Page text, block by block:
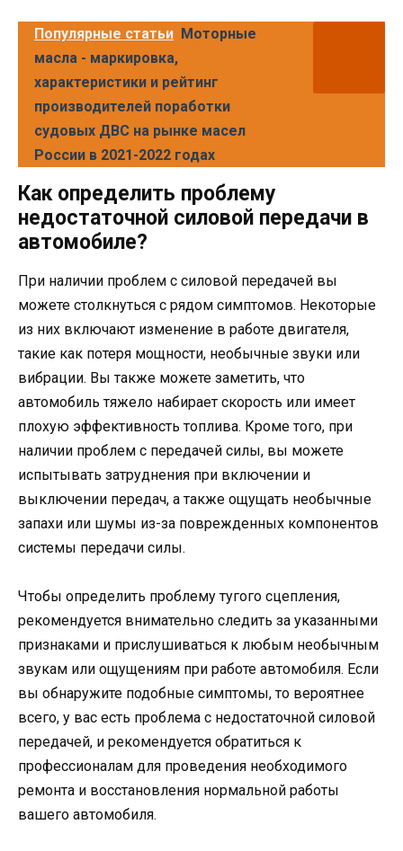
Популярные статьи Моторные
масла - маркировка,
характеристики и рейтинг
производителей поработки
судовых ДВС на рынке масел
России в 2021-2022 годах
Как определить проблему
недостаточной силовой передачи в
автомобиле?
При наличии проблем с силовой передачей вы
можете столкнуться с рядом симптомов. Некоторые
из них включают изменение в работе двигателя,
такие как потеря мощности, необычные звуки или
вибрации. Вы также можете заметить, что
автомобиль тяжело набирает скорость или имеет
плохую эффективность топлива. Кроме того, при
наличии проблем с передачей силы, вы можете
испытывать затруднения при включении и
выключении передач, а также ощущать необычные
запахи или шумы из-за поврежденных компонентов
системы передачи силы.
Чтобы определить проблему тугого сцепления,
рекомендуется внимательно следить за указанными
признаками и прислушиваться к любым необычным
звукам или ощущениям при работе автомобиля. Если
вы обнаружите подобные симптомы, то вероятнее
всего, у вас есть проблема с недостаточной силовой
передачей, и рекомендуется обратиться к
профессионалам для проведения необходимого
ремонта и восстановления нормальной работы
вашего автомобиля.